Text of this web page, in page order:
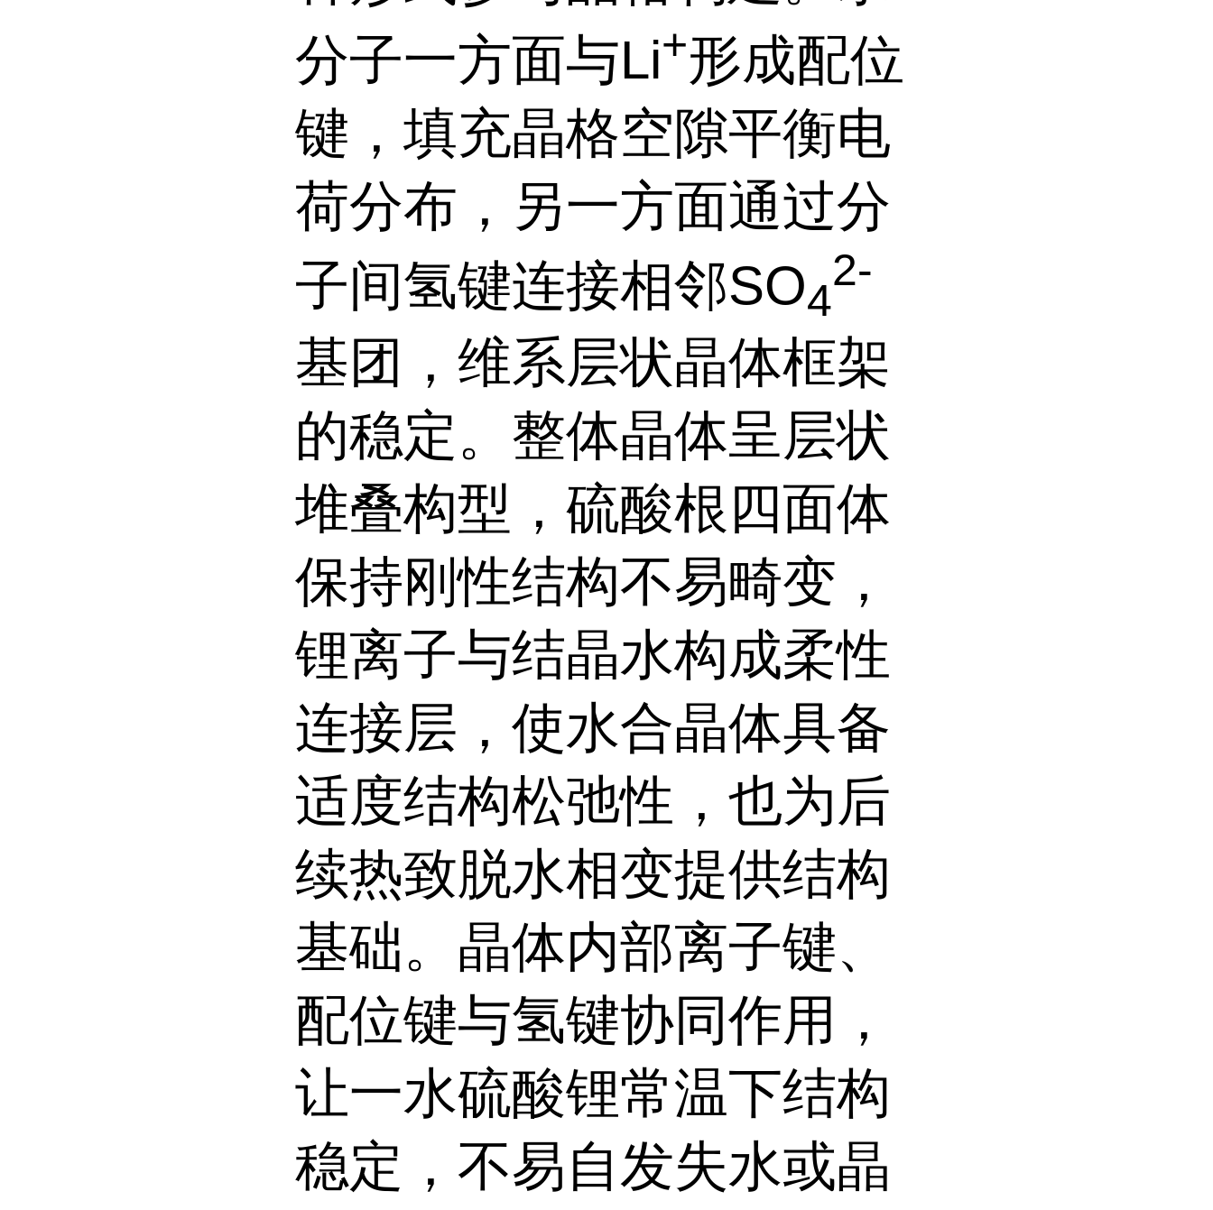
分子一方面与Li+形成配位
键，填充晶格空隙平衡电
荷分布，另一方面通过分
子间氢键连接相邻SO4
2-
基团，维系层状晶体框架
的稳定。整体晶体呈层状
堆叠构型，硫酸根四面体
保持刚性结构不易畸变，
锂离子与结晶水构成柔性
连接层，使水合晶体具备
适度结构松弛性，也为后
续热致脱水相变提供结构
基础。晶体内部离子键、
配位键与氢键协同作用，
让一水硫酸锂常温下结构
稳定，不易自发失水或晶